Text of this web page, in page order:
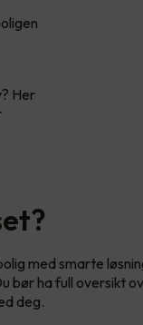
Her
med smarte
bør ha full oversikt
deg.